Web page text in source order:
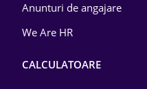
Anunturi de angajare
We Are HR
CALCULATOARE